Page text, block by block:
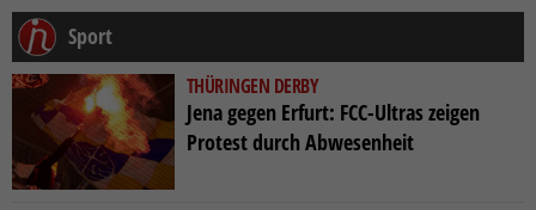
Sport
THÜRINGEN DERBY
Jena gegen Erfurt: FCC-Ultras zeigen
Protest durch Abwesenheit